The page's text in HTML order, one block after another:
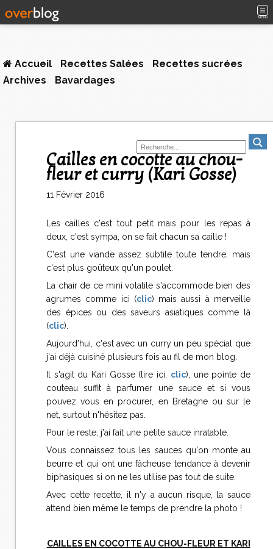
MENU
Accueil Recettes Salées
Recettes sucrées
Archives
Bavardages
Cailles en cocotte au chou-
fleur et curry (Kari Gosse)
11 Février 2016
Les cailles c'est tout petit mais pour les repas à
deux, c'est sympa, on se fait chacun sa caille !
C'est une viande assez subtile toute tendre, mais
c'est plus goûteux qu'un poulet.
La chair de ce mini volatile s'accommode bien des
agrumes comme ici (clic) mais aussi à merveille
des épices ou des saveurs asiatiques comme là
(clic).
Aujourd'hui, c'est avec un curry un peu spécial que
j'ai déjà cuisiné plusieurs fois au fil de mon blog.
Il s'agit du Kari Gosse (lire ici, clic), une pointe de
couteau suffit à parfumer une sauce et si vous
pouvez vous en procurer, en Bretagne ou sur le
net, surtout n'hésitez pas.
Pour le reste, j'ai fait une petite sauce inratable.
Vous connaissez tous les sauces qu'on monte au
beurre et qui ont une fâcheuse tendance à devenir
biphasiques si on ne les utilise pas tout de suite.
Avec cette recette, il n'y a aucun risque, la sauce
attend bien même le temps de prendre la photo !
CAILLES EN COCOTTE AU CHOU-FLEUR ET KARI